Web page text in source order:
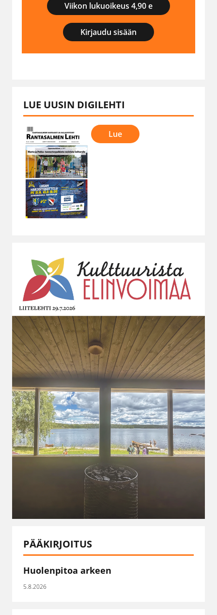
Viikon lukuoikeus 4,90 e
Kirjaudu sisään
LUE UUSIN DIGILEHTI
Lue
PÄÄKIRJOITUS
Huolenpitoa arkeen
5.8.2026